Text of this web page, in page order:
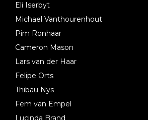
Eli Iserbyt
Michael Vanthourenhout
Pim Ronhaar
Cameron Mason
Lars van der Haar
Felipe Orts
Thibau Nys
Fem van Empel
Lucinda Brand